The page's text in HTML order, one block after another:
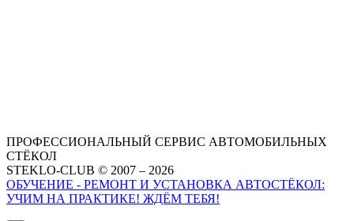
ПРОФЕССИОНАЛЬНЫЙ СЕРВИС АВТОМОБИЛЬНЫХ
СТЁКОЛ
STEKLO-CLUB © 2007 – 2026
ОБУЧЕНИЕ - РЕМОНТ И УСТАНОВКА АВТОСТЁКОЛ:
УЧИМ НА ПРАКТИКЕ! ЖДЁМ ТЕБЯ!